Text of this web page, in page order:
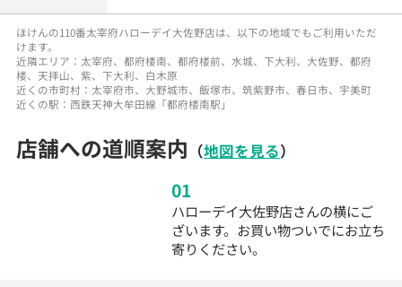
ほけんの110番太宰府ハローデイ大佐野店は、以下の地域でもご利用いただ
けます。
近隣エリア：太宰府、都府楼南、都府楼前、水城、下大利、大佐野、都府
楼、天拝山、紫、下大利、白木原
近くの市町村：太宰府市、大野城市、飯塚市、筑紫野市、春日市、宇美町
近くの駅：西鉄天神大牟田線「都府楼南駅」
店舗への道順案内 （地図を見る）
01
ハローデイ大佐野店さんの横にご
ざいます。お買い物ついでにお立ち
寄りください。